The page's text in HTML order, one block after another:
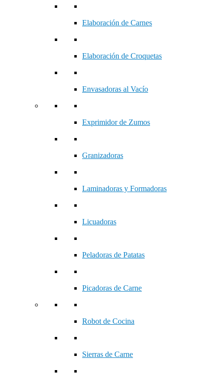
Elaboración de Carnes
Elaboración de Croquetas
Envasadoras al Vacío
Exprimidor de Zumos
Granizadoras
Laminadoras y Formadoras
Licuadoras
Peladoras de Patatas
Picadoras de Carne
Robot de Cocina
Sierras de Carne